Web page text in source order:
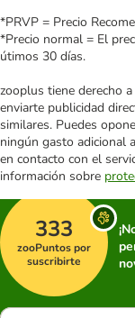
*PRVP = Precio
*Precio normal = El
útimos 30 días.
zooplus tiene derecho
enviarte publicidad
similares. Puedes
ningún gasto adicional
en contacto con el
información sobre
333
zooPuntos por
suscribirte